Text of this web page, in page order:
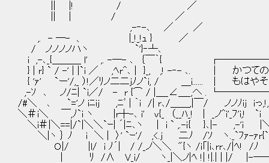
|| |! / ／
|| | / ／
,-‐-､ ／ ／
,. - ─- 、 |_!_!ｭ } ／
/ ノノノノハヽ `'}‐┴､
i ,-､_{＿＿＿ l' ,. -─- ､ ｛￣｀{
} | r} ` / -' | |`i ／ ,ﾍr^､ | }_, ,! -‐- ､. │ かつてのフ
{ 'ｧ' `ー'/,_ ）!／ﾘノ二二jﾉノ`i, / ＿i...... │ もはやそ
,-ｿ ､ ノ/ﾆ| `i／/ - r {⌒ / |＿_∠＿_,へ .
/#＼ ､ `='ノ iﾆij ,ﾆﾞ | ｀i /| r､/＿＿,|￣/ ノノﾉij iっ
＼＃i＼ ￣,ﾉ`i ヽ |r┼-､ i' v{_ （__ﾊ_! | _ノ^i'_ﾌ'i,! `i
＼i＃|＼==|/`|＼＼`ｰ| ´|ﾆ､ヽ | i ` ,.-ｉ{ }､|- ,-'i |＼
＼|ヽ ｝ ﾉ i ＼ | 〉' `ｰ'/ ,<.j 二ﾉ /ｿ ヽ._`ﾌｧ-ｧr{`
Ｏ|/ |l/ i ﾉ´| / /_ノ＼＼ "{ヽ /ｉ｢|i､rr､/|ﾍ! /
| ﾘ /∧ V_i/ ヽ_|＼ノ|ﾍ !| !|.| | |/ |-